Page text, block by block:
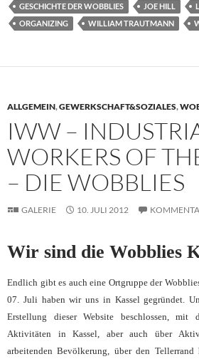
GESCHICHTE DER WOBBLIES
JOE HILL
ORGANIZING
WILLIAM TRAUTMANN
ALLGEMEIN,GEWERKSCHAFT&SOZIALES,
IWW –
WORKERS OF
– DIE WOBBLIES
GALERIE 10. JULI 2012
Wir sind die Wobblies
Endlich gibt es auch eine Ortgruppe der
07. Juli haben wir uns in Kassel gegründet.
Erstellung dieser Website beschlossen,
Aktivitäten in Kassel, aber auch über
arbeitenden Bevölkerung, über den Tellerrand